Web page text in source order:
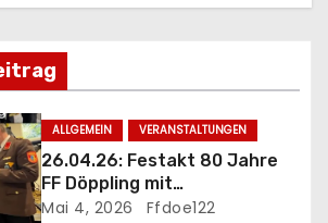
ALLGEMEIN VERANSTALTUNGEN
26.04.26: Festakt 80 Jahre
FF Döppling mit
Jubiläumsfrühschoppen
Mai 4, 2026 Ffdoe122